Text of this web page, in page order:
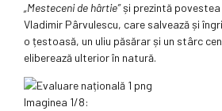
„Mesteceni de hârtie”și prezintă povestea
Vladimir Pârvulescu, care salvează și
o țestoasă, un uliu păsărar și un stârc
eliberează ulterior în natură.
Imaginea 1/8: